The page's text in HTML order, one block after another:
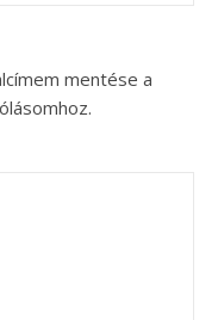
mentése a